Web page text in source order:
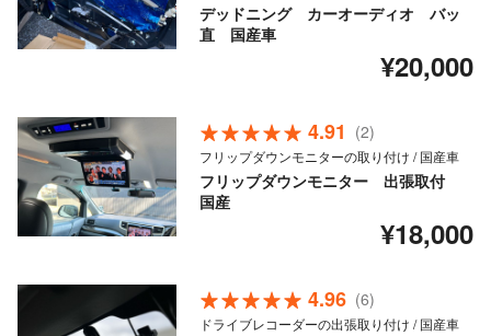
デッドニング カーオーディオ バッ
直 国産車
¥20,000
4.91 (2)
フリップダウンモニターの取り付け / 国産車
フリップダウンモニター 出張取付
国産
¥18,000
4.96 (6)
ドライブレコーダーの出張取り付け / 国産車